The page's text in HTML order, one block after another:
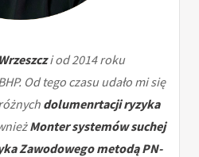
i od 2014 roku
Od tego czasu udało mi się
dolumenrtacji ryzyka
Monter systemów suchej
Zawodowego metodą PN-